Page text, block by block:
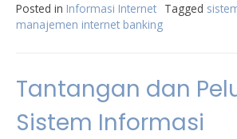
Posted in Informasi Internet Tagged
manajemen internet banking
Tantangan dan
Sistem Informasi